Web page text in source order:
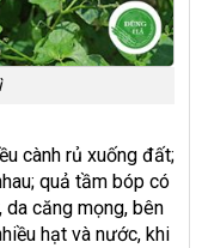
cành rủ xuống đất;
quả tầm bóp có
da căng mọng, bên
hạt và nước, khi